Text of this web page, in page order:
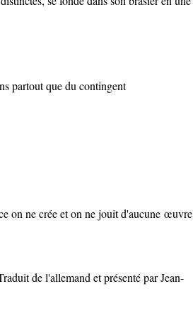
partout que du contingent
on ne crée et on ne jouit d'aucune œuvre
de l'allemand et présenté par Jean-